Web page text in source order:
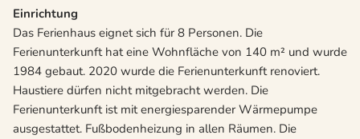
Einrichtung
Das Ferienhaus eignet sich für 8 Personen. Die
Ferienunterkunft hat eine Wohnfläche von 140 m² und wurde
1984 gebaut. 2020 wurde die Ferienunterkunft renoviert.
Haustiere dürfen nicht mitgebracht werden. Die
Ferienunterkunft ist mit energiesparender Wärmepumpe
ausgestattet. Fußbodenheizung in allen Räumen. Die